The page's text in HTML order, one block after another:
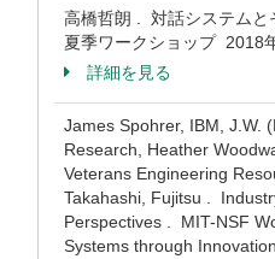
高橋哲朗 . 対話システム
夏季ワークショップ 2018
詳細を見る
James Spohrer, IBM, J.W.
Research, Heather
Veterans Engineering
Takahashi, Fujitsu .
Perspectives . MIT-NSF
Systems through